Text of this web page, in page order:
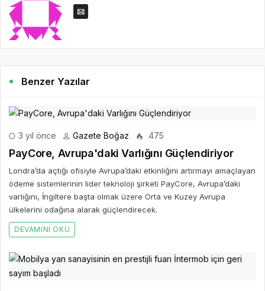
Benzer Yazılar
3 yıl önce Gazete Boğaz 475
PayCore, Avrupa'daki Varlığını Güçlendiriyor
Londra’da açtığı ofisiyle Avrupa’daki etkinliğini artırmayı amaçlayan
ödeme sistemlerinin lider teknoloji şirketi PayCore, Avrupa’daki
varlığını, İngiltere başta olmak üzere Orta ve Kuzey Avrupa
ülkelerini odağına alarak güçlendirecek.
DEVAMINI OKU